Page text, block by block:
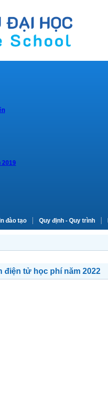
2019
đào tạo Quy định - Quy trình
điện tử học phí năm 2022